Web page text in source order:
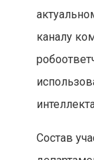
каналу
Состав